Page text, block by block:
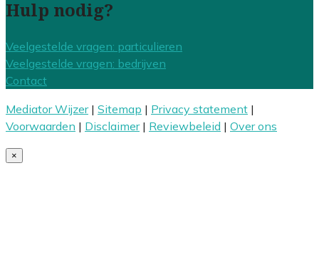
Hulp nodig?
Veelgestelde vragen: particulieren
Veelgestelde vragen: bedrijven
Contact
Mediator Wijzer| Sitemap | Privacy statement |
Voorwaarden | Disclaimer| Reviewbeleid | Over ons
×